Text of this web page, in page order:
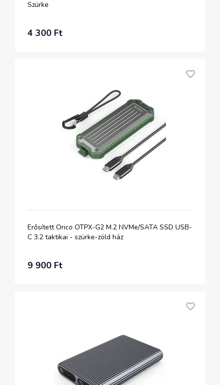
Szürke
4 300 Ft
Erősített Orico OTPX-G2 M.2 NVMe/SATA SSD USB-
C 3.2 taktikai - szürke-zöld ház
9 900 Ft